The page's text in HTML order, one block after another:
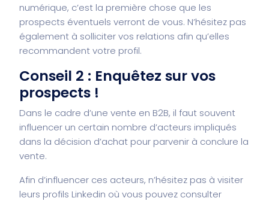
numérique, c’est la première chose que les
prospects éventuels verront de vous. N’hésitez pas
également à solliciter vos relations afin qu’elles
recommandent votre profil.
Conseil 2 : Enquêtez sur vos
prospects !
Dans le cadre d’une vente en B2B, il faut souvent
influencer un certain nombre d’acteurs impliqués
dans la décision d’achat pour parvenir à conclure la
vente.
Afin d’influencer ces acteurs, n’hésitez pas à visiter
leurs profils Linkedin où vous pouvez consulter